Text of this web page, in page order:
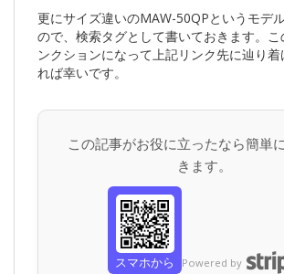
更にサイズ違いのMAW-50QPというモデ
ので、検索タグとして書いておきます。こ
ンクションになって上記リンク先に辿り着
れば幸いです。
この記事がお役に立ったなら簡単
きます。
スマホから Powered by